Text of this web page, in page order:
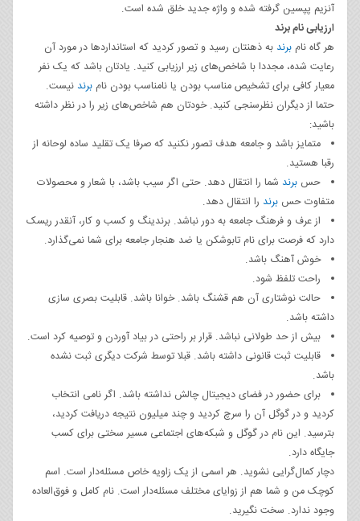
آنزیم پپسین گرفته شده و واژه جدید خلق شده است.
ارزیابی نام برند
هر گاه نام برند به ذهنتان رسید و تصور کردید که استانداردها در مورد آن
رعایت شده، مجددا با شاخص‌های زیر ارزیابی کنید. یادتان باشد که یک نفر
معیار کافی برای تشخیص مناسب بودن یا نامناسب بودن نام برند نیست.
حتما از دیگران نظرسنجی کنید. خودتان هم شاخص‌های زیر را در نظر داشته
باشید:
متمایز باشد و جامعه هدف تصور نکنید که صرفا یک تقلید ساده ‌لوحانه از
رقبا هستید.
حسبرند شما را انتقال دهد. حتی اگر سیب باشد، با شعار و محصولات
متفاوت حس برند را انتقال دهد.
از عرف و فرهنگ جامعه به دور نباشد. برندینگ و کسب و کار، آنقدر ریسک
دارد که فرصت برای نام تابوشکن یا ضد هنجار جامعه برای شما نمی‌گذارد.
خوش آهنگ باشد.
راحت تلفظ شود.
حالت نوشتاری آن هم قشنگ باشد. خوانا باشد. قابلیت بصری سازی
داشته باشد.
بیش از حد طولانی نباشد. قرار بر راحتی در بیاد آوردن و توصیه کرد است.
قابلیت ثبت قانونی داشته باشد. قبلا توسط شرکت دیگری ثبت نشده
باشد.
برای حضور در فضای دیجیتال چالش نداشته باشد. اگر نامی انتخاب
کردید و در گوگل آن را سرچ کردید و چند میلیون نتیجه دریافت کردید،
بترسید. این نام در گوگل و شبکه‌های اجتماعی مسیر سختی برای کسب
جایگاه دارد.
دچار کمال‌گرایی نشوید. هر اسمی از یک زاویه خاص مسئله‌دار است. اسم
کوچک من و شما هم از زوایای مختلف مسئله‌دار است. نام کامل و فوق‌العاده
وجود ندارد. سخت نگیرید.